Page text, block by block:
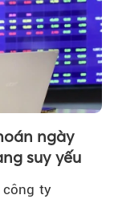
ngày
suy yếu
công ty